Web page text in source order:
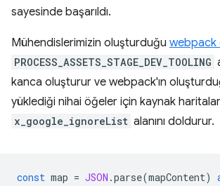
sayesinde başarıldı.
Mühendislerimizin oluşturduğu webpack
PROCESS_ASSETS_STAGE_DEV_TOOLING
kanca oluşturur ve webpack'ın
yüklediği nihai öğeler için kaynak
x_google_ignoreList alanını doldurur.
const map = JSON .parse(mapContent)